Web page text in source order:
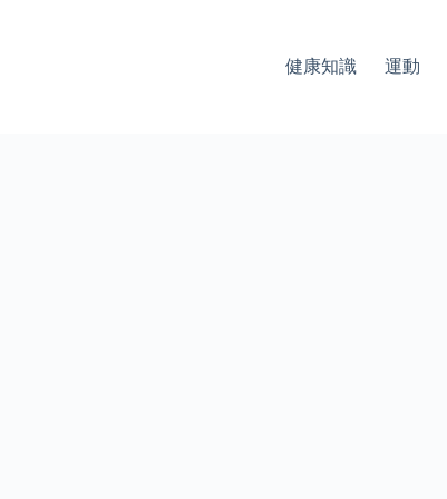
健康知識 運動